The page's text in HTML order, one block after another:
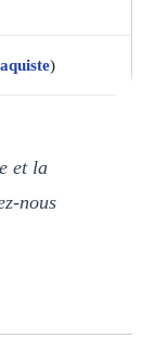
)
et la
nous